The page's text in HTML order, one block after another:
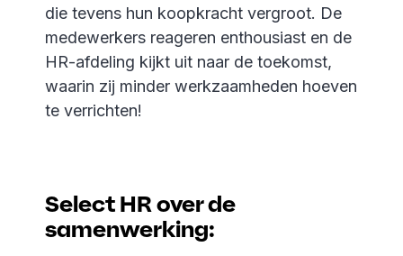
die tevens hun koopkracht vergroot. De
medewerkers reageren enthousiast en de
HR-afdeling kijkt uit naar de toekomst,
waarin zij minder werkzaamheden hoeven
te verrichten!
Select HR over de
samenwerking: